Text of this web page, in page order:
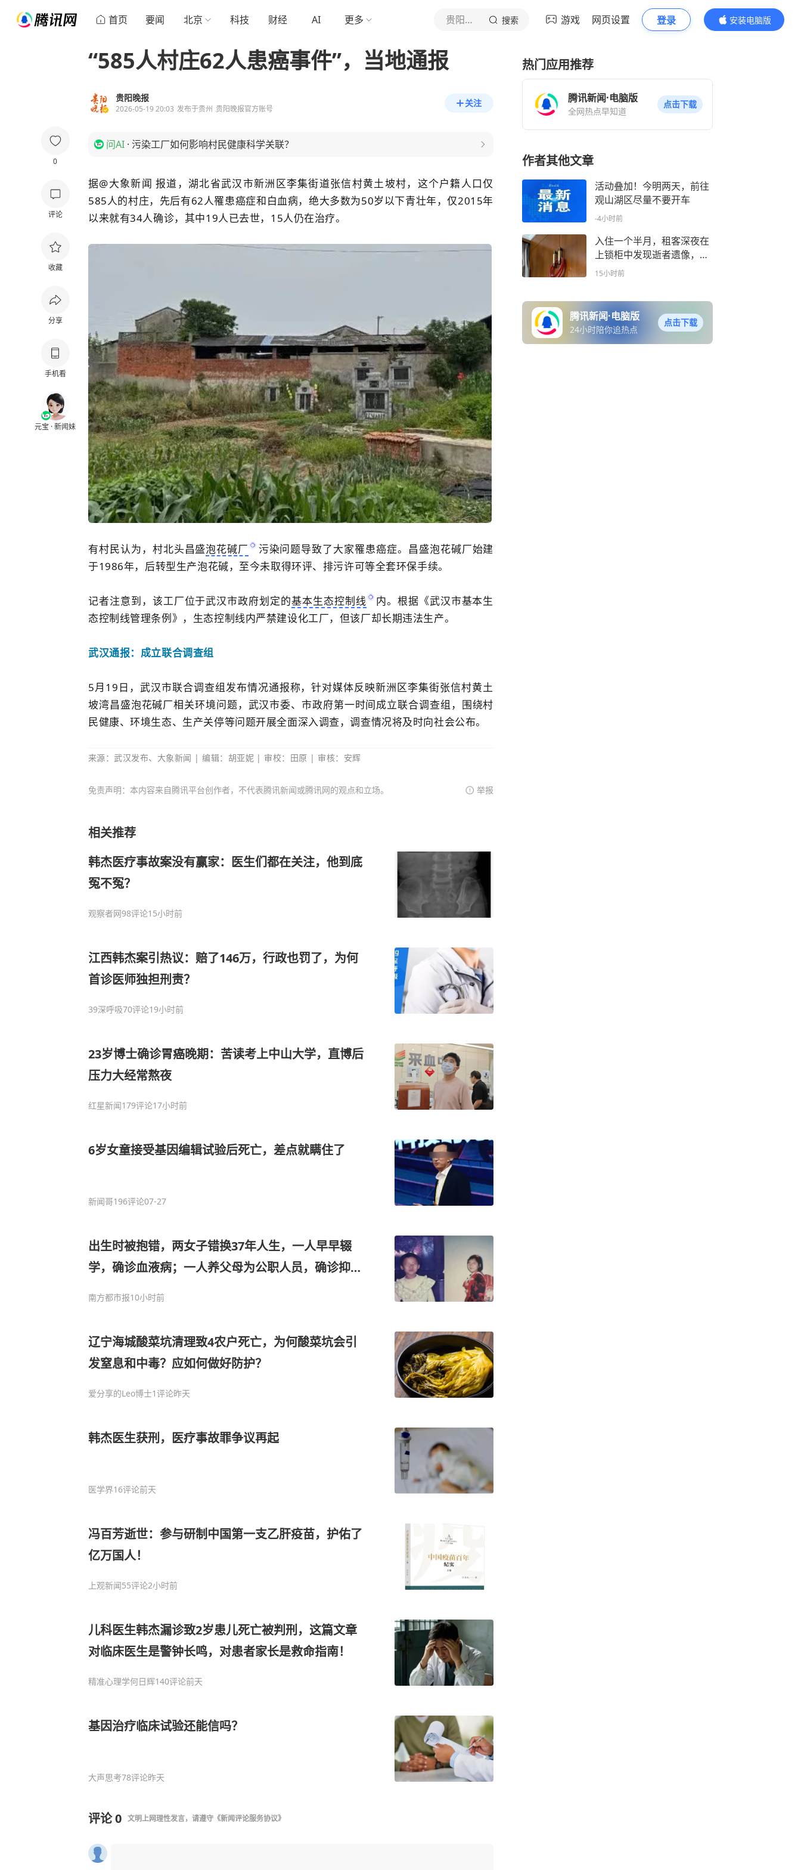
首页 要闻 北京 科技 财经 AI 更多 贵阳晚报 搜索 游戏 网页设置 登录
安装电脑版
内容更精彩
0
评论
收藏
分享
手机看
元宝 · 新闻妹
“585人村庄62人患癌事件”，当地通报
贵阳晚报
2026-05-19 20:03 发布于贵州 贵阳晚报官方账号
关注
问AI · 污染工厂如何影响村民健康科学关联？
据@大象新闻 报道，湖北省武汉市新洲区李集街道张信村黄土坡村，这个户籍人口仅
585人的村庄， 先后有62人罹患癌症和白血病，绝大多数为50岁以下青壮年，仅2015年
以来就有34人确诊，其中19人已去世，15人仍在治疗。
有村民认为， 村北头昌盛泡花碱厂 污染问题导致了大家罹患癌症。 昌盛泡花碱厂始建
于1986年，后转型生产泡花碱，至今未取得环评、排污许可等全套环保手续。
记者注意到，该工厂位于武汉市政府划定的基本生态控制线
内。根据《武汉市基本生
态控制线管理条例》，生态控制线内严禁建设化工厂，但该厂却长期违法生产。
武汉通报：成立联合调查组
5月19日， 武汉市联合调查组发布情况通报称，针对媒体反映新洲区李集街张信村黄土
坡湾昌盛泡花碱厂相关环境问题，武汉市委、市政府第一时间成立联合调查组，围绕村
民健康、环境生态、生产关停等问题开展全面深入调查，调查情况将及时向社会公布。
来源：武汉发布、大象新闻 | 编辑：胡亚妮 | 审校：田原 | 审核：安辉
免责声明：本内容来自腾讯平台创作者，不代表腾讯新闻或腾讯网的观点和立场。 举报
相关推荐
韩杰医疗事故案没有赢家：医生们都在关注，他到底
冤不冤？
观察者网98评论15小时前
江西韩杰案引热议：赔了146万，行政也罚了，为何
首诊医师独担刑责？
39深呼吸70评论19小时前
23岁博士确诊胃癌晚期：苦读考上中山大学，直博后
压力大经常熬夜
红星新闻179评论17小时前
6岁女童接受基因编辑试验后死亡，差点就瞒住了
新闻哥196评论07-27
出生时被抱错，两女子错换37年人生，一人早早辍
学，确诊血液病；一人养父母为公职人员，确诊抑郁
南方都市报10小时前
辽宁海城酸菜坑清理致4农户死亡，为何酸菜坑会引
发窒息和中毒？应如何做好防护？
爱分享的Leo博士1评论昨天
韩杰医生获刑，医疗事故罪争议再起
医学界16评论前天
冯百芳逝世：参与研制中国第一支乙肝疫苗，护佑了
亿万国人！
上观新闻55评论2小时前
儿科医生韩杰漏诊致2岁患儿死亡被判刑，这篇文章
对临床医生是警钟长鸣，对患者家长是救命指南！
精准心理学何日辉140评论前天
基因治疗临床试验还能信吗？
大声思考78评论昨天
评论0 文明上网理性发言，请遵守 《新闻评论服务协议》
热门应用推荐
腾讯新闻·电脑版
全网热点早知道
点击下载
作者其他文章
活动叠加！今明两天，前往
观山湖区尽量不要开车
-4小时前
入住一个半月，租客深夜在
上锁柜中发现逝者遗像，被
吓哭连夜搬离，当事人：将
15小时前
腾讯新闻·电脑版
24小时陪你追热点
点击下载